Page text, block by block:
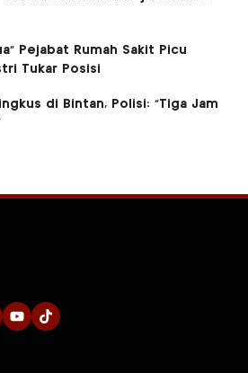
Pejabat Rumah Sakit Picu
Tukar Posisi
di Bintan, Polisi: “Tiga Jam